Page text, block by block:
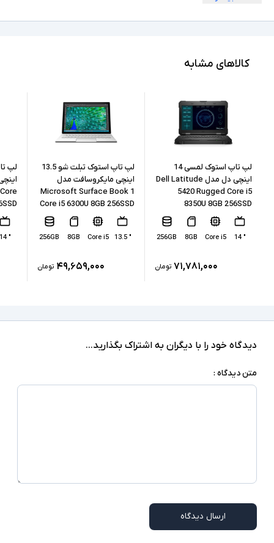
نسل پردازنده
8GB
حافظه داخلی 256GB
نوع حافظه داخلی SSD
پردازنده گرافیکی Intel UHD Graphics 620
سیستم عامل ‎Windows 10 Pro
توضیحات تکمیلی
کیبورد، اسکنر اثر انگشت و دوربین تشخیص چهره در
کالاهای مشابه
لپ تاپ استوک لمسی 14
اینچی دل مدل Dell Latitude
5420 Rugged Core i5
8350U 8GB 256SSD
" 14
Core i5
8GB
256GB
۷۱,۷۸۱,۰۰۰ تومان
لپ تاپ استوک تبلت شو 13.5
اینچی مایکروسافت مدل
Microsoft Surface Book 1
Core i5 6300U 8GB 256SSD
" 13.5
Core i5
8GB
256GB
۴۹,۶۵۹,۰۰۰ تومان
" 14
دیدگاه خود را با دیگران به اشتراک بگذارید...
متن دیدگاه :
ارسال دیدگاه